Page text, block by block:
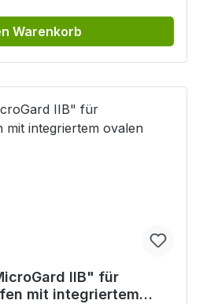
Warenkorb
IIB" für
mit integriertem